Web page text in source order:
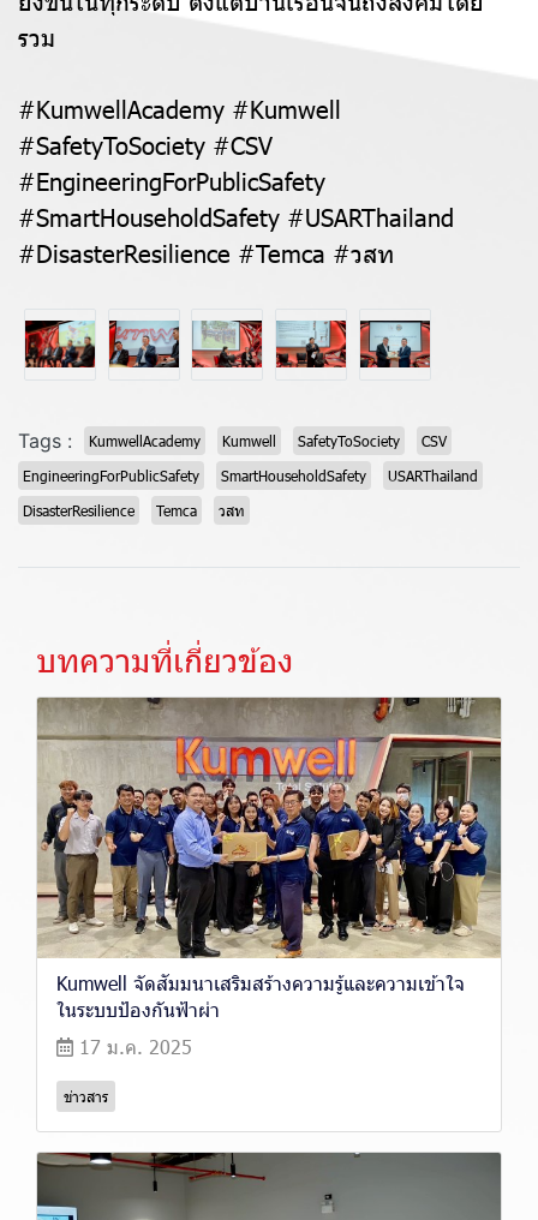
รวม
#KumwellAcademy #Kumwell
#SafetyToSociety #CSV
#EngineeringForPublicSafety
#SmartHouseholdSafety #USARThailand
#DisasterResilience #Temca #วสท
Tags : KumwellAcademy Kumwell SafetyToSociety
CSV
EngineeringForPublicSafety
SmartHouseholdSafety
USARThailand
DisasterResilience
Temca วสท
บทความที่เกี่ยวข้อง
Kumwell จัดสัมมนาเสริมสร้างความรู้และความเข้าใจ
ในระบบป้องกันฟ้าผ่า
17 ม.ค. 2025
ข่าวสาร